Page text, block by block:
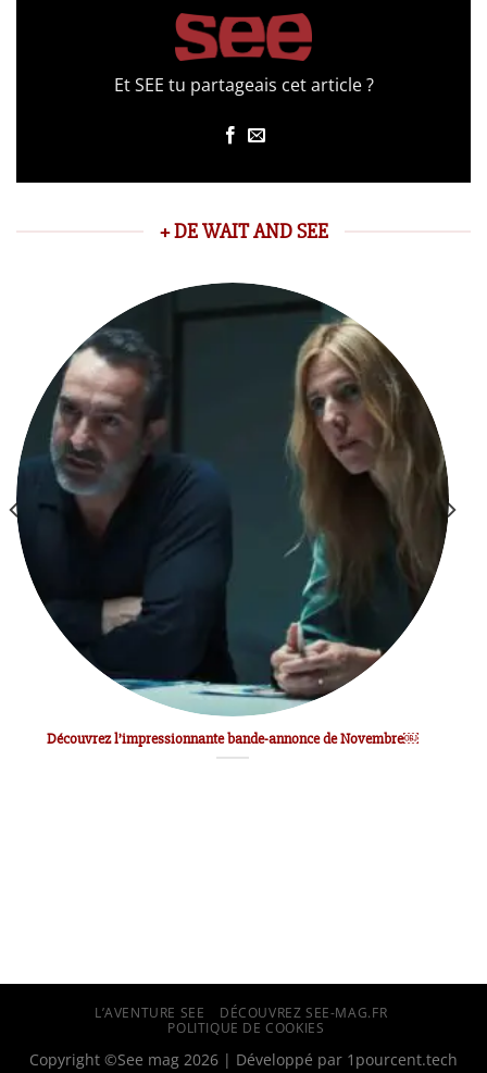
Et SEE tu partageais cet article ?
+ DE WAIT AND SEE
Découvrez l’impressionnante bande-annonce de Novembre￼
L’AVENTURE SEE
DÉCOUVREZ SEE-MAG.FR
POLITIQUE DE COOKIES
Copyright ©See mag 2026 | Développé par 1pourcent.tech